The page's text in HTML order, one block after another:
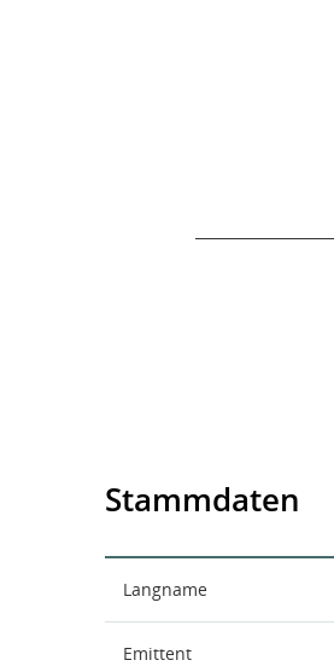
Stammdaten
Langname
Emittent